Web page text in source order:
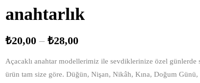
anahtarlık
₺20,00 – ₺28,00
Açacaklı anahtar modellerimiz ile sevdiklerinize özel günlerde
ürün tam size göre. Düğün, Nişan, Nikâh, Kına, Doğum